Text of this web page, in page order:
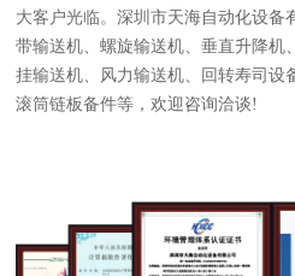
大客户光临。深圳市天海自动化设备
带输送机、螺旋输送机、垂直升降机
挂输送机、风力输送机、回转寿司设
滚筒链板备件等，欢迎咨询洽谈!